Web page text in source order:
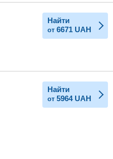
Найти
от 6671 UAH
Найти
от 5964 UAH